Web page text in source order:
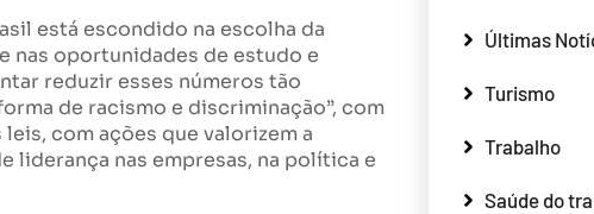
está escondido na escolha da
nas oportunidades de estudo e
reduzir esses números tão
de racismo e discriminação”, com
com ações que valorizem a
liderança nas empresas, na política e
Últimas
Turismo
Trabalho
Saúde do